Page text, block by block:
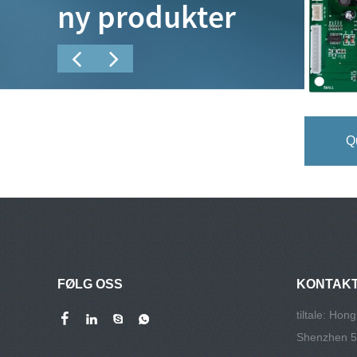
ny produkter
FØLG OSS
tiltale:
Shenzhen